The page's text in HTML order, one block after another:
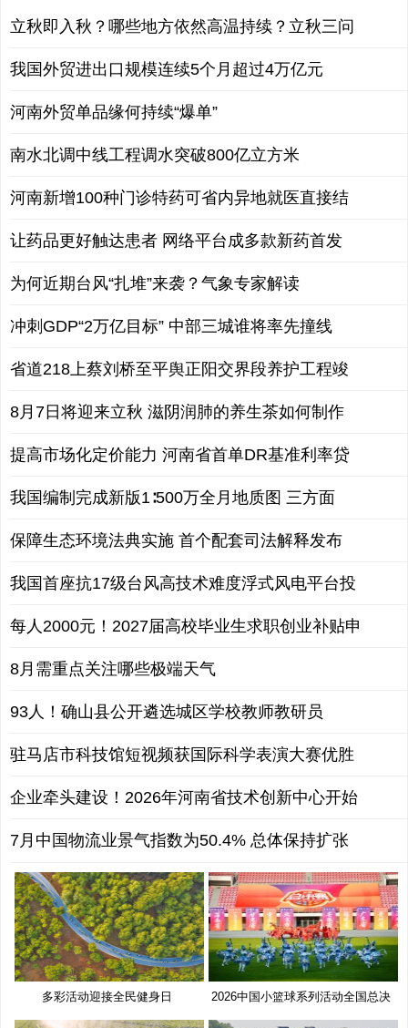
立秋即入秋？哪些地方依然高温持续？立秋三问
我国外贸进出口规模连续5个月超过4万亿元
河南外贸单品缘何持续“爆单”
南水北调中线工程调水突破800亿立方米
河南新增100种门诊特药可省内异地就医直接结
让药品更好触达患者 网络平台成多款新药首发
为何近期台风“扎堆”来袭？气象专家解读
冲刺GDP“2万亿目标” 中部三城谁将率先撞线
省道218上蔡刘桥至平舆正阳交界段养护工程竣
8月7日将迎来立秋 滋阴润肺的养生茶如何制作
提高市场化定价能力 河南省首单DR基准利率贷
我国编制完成新版1∶500万全月地质图 三方面
保障生态环境法典实施 首个配套司法解释发布
我国首座抗17级台风高技术难度浮式风电平台投
每人2000元！2027届高校毕业生求职创业补贴申
8月需重点关注哪些极端天气
93人！确山县公开遴选城区学校教师教研员
驻马店市科技馆短视频获国际科学表演大赛优胜
企业牵头建设！2026年河南省技术创新中心开始
7月中国物流业景气指数为50.4% 总体保持扩张
多彩活动迎接全民健身日
2026中国小篮球系列活动全国总决
赛